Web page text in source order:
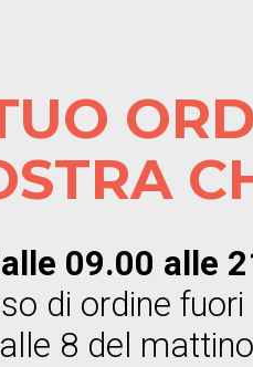
09.00 alle
di ordine
8 del